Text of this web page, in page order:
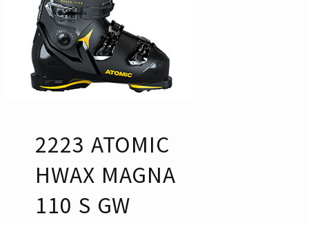
2223 ATOMIC
HWAX MAGNA
110 S GW